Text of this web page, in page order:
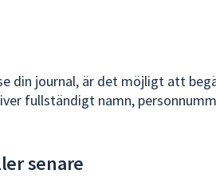
din journal, är det möjligt att
fullständigt namn,
senare